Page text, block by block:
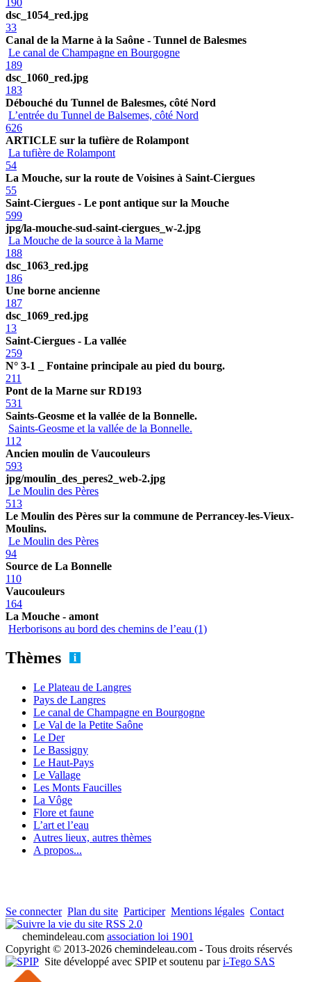
dsc_1054_red.jpg
33
Canal de la Marne à la Saône - Tunnel de Balesmes
Le canal de Champagne en Bourgogne
189
dsc_1060_red.jpg
183
Débouché du Tunnel de Balesmes, côté Nord
L’entrée du Tunnel de Balsemes, côté Nord
626
ARTICLE sur la tufière de Rolampont
La tufière de Rolampont
54
La Mouche, sur la route de Voisines à Saint-Ciergues
55
Saint-Ciergues - Le pont antique sur la Mouche
599
jpg/la-mouche-sud-saint-ciergues_w-2.jpg
La Mouche de la source à la Marne
188
dsc_1063_red.jpg
186
Une borne ancienne
187
dsc_1069_red.jpg
13
Saint-Ciergues - La vallée
259
N° 3-1 _ Fontaine principale au pied du bourg.
211
Pont de la Marne sur RD193
531
Saints-Geosme et la vallée de la Bonnelle.
Saints-Geosme et la vallée de la Bonnelle.
112
Ancien moulin de Vaucouleurs
593
jpg/moulin_des_peres2_web-2.jpg
Le Moulin des Pères
513
Le Moulin des Pères sur la commune de Perrancey-les-Vieux-
Moulins.
Le Moulin des Pères
94
Source de La Bonnelle
110
Vaucouleurs
164
La Mouche - amont
Herborisons au bord des chemins de l’eau (1)
Thèmes
Le Plateau de Langres
Pays de Langres
Le canal de Champagne en Bourgogne
Le Val de la Petite Saône
Le Der
Le Bassigny
Le Haut-Pays
Le Vallage
Les Monts Faucilles
La Vôge
Flore et faune
L’art et l’eau
Autres lieux, autres thèmes
A propos...
Se connecter Plan du site Participer Mentions légales Contact
RSS 2.0
chemindeleau.com association loi 1901
Copyright © 2013-2026 chemindeleau.com - Tous droits réservés
Site développé avec SPIP et soutenu pari-Tego SAS